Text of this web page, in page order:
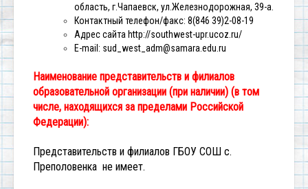
область, г.Чапаевск, ул.Железнодорожная, 39-а.
Контактный телефон/факс: 8(846 39)2-08-19
Адрес сайта http://southwest-upr.ucoz.ru/
Е-mail: sud_west_adm@samara.edu.ru
Наименование представительств и филиалов
образовательной организации (при наличии) (в том
числе, находящихся за пределами Российской
Федерации):
Представительств и филиалов ГБОУ СОШ с.
Преполовенка не имеет.